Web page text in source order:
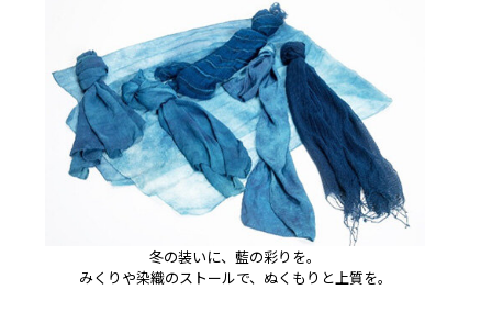
冬の装いに、藍の彩りを。
みくりや染織のストールで、ぬくもりと上質を。